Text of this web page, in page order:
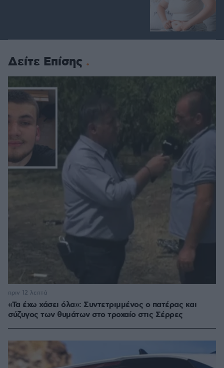
Δείτε Επίσης
«Τα έχω χάσει όλα»: Συντετριμμένος ο πατέρας και
σύζυγος των θυμάτων στο τροχαίο στις Σέρρες
πριν 12 λεπτά